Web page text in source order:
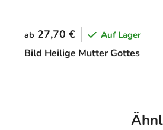
Bild Heilige Mutter Gottes
ab 27,70 € Auf Lager